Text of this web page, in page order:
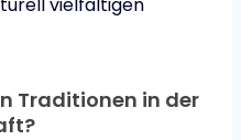
Traditionen in der